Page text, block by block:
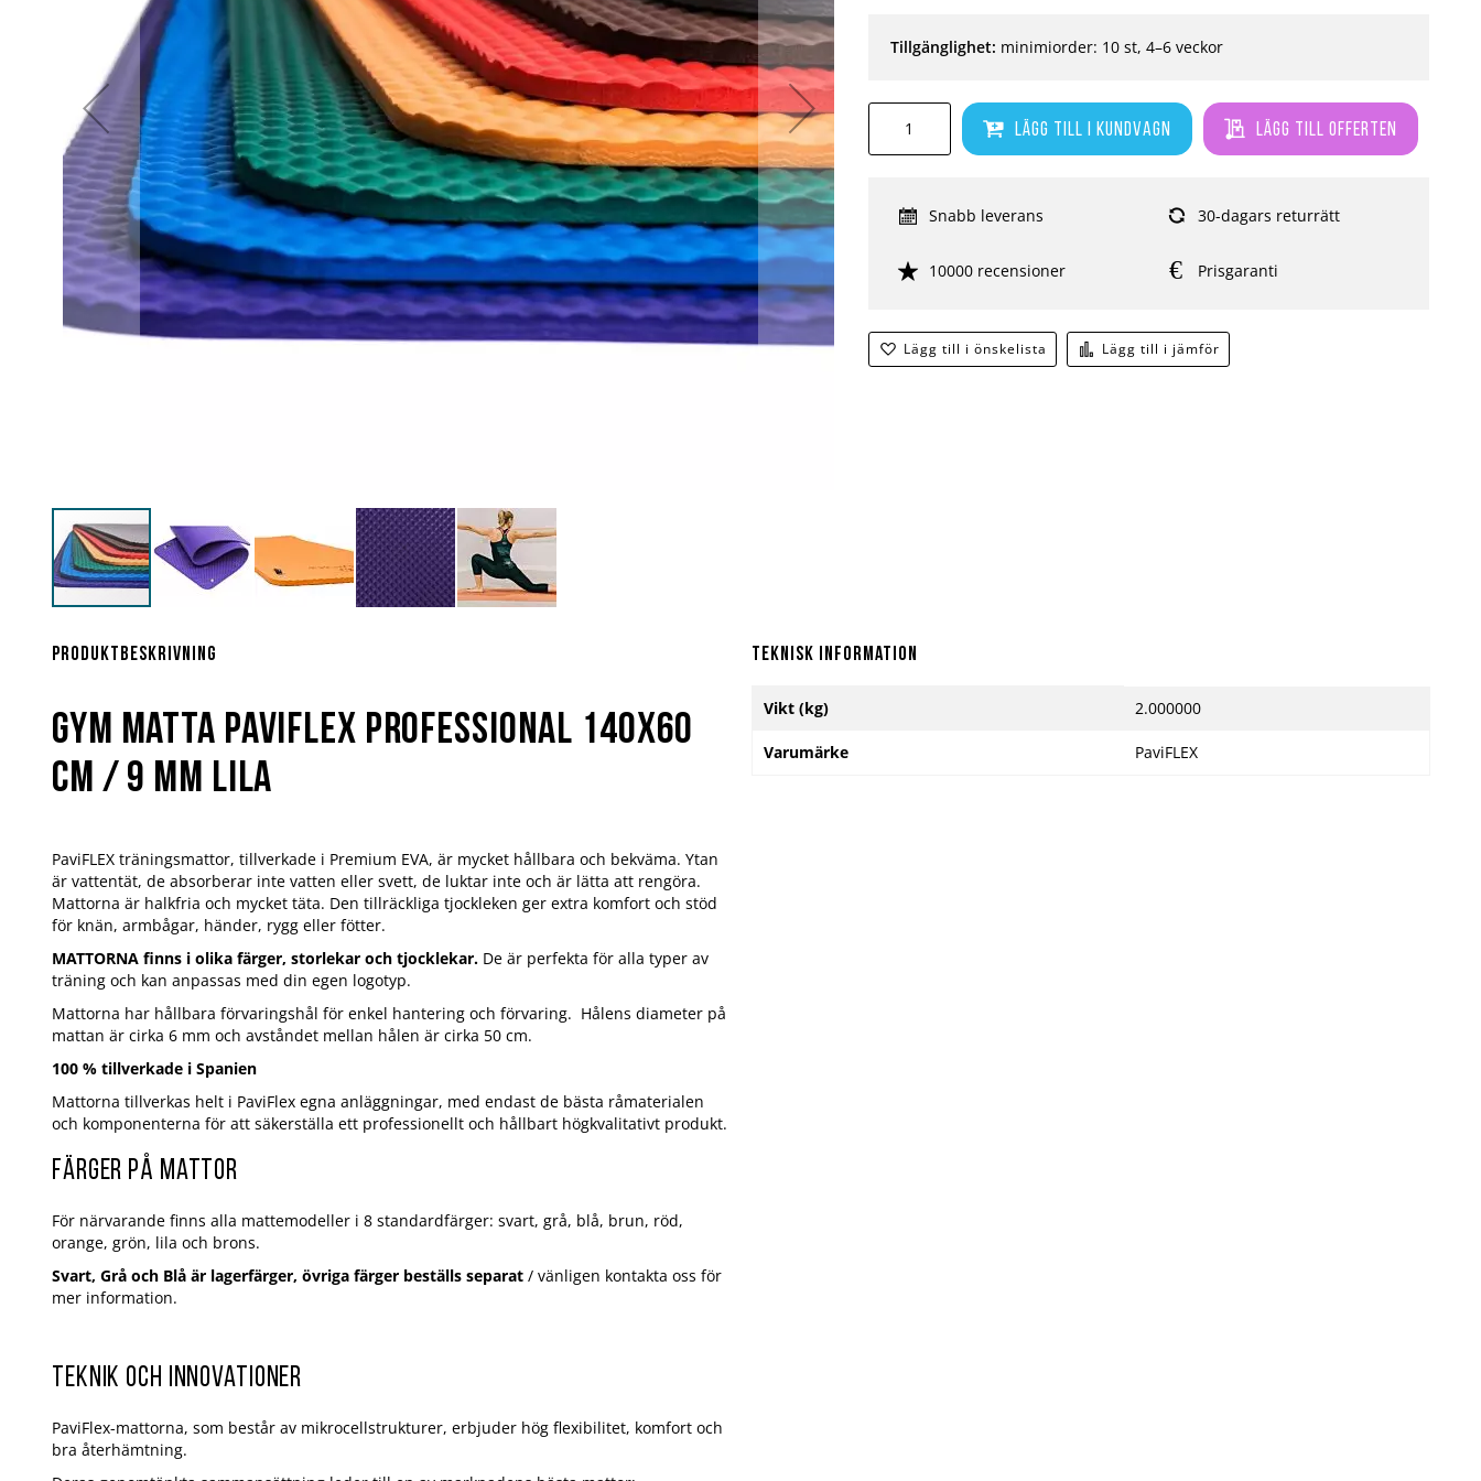
Lägg till i kundvagn Lägg till offerten
Lägg till i önskelista Lägg till i jämför
Tillgänglighet: minimiorder: 10 st, 4–6 veckor
Snabb leverans 30-dagars returrätt
10000 recensioner Prisgaranti
början
Produktbeskrivning
Gym matta PaviFlex Professional 140x60
cm / 9 mm lila
PaviFLEX träningsmattor, tillverkade i Premium EVA, är mycket hållbara och bekväma. Ytan
är vattentät, de absorberar inte vatten eller svett, de luktar inte och är lätta att rengöra.
Mattorna är halkfria och mycket täta. Den tillräckliga tjockleken ger extra komfort och stöd
för knän, armbågar, händer, rygg eller fötter.
MATTORNA finns i olika färger, storlekar och tjocklekar. De är perfekta för alla typer av
träning och kan anpassas med din egen logotyp.
Mattorna har hållbara förvaringshål för enkel hantering och förvaring. Hålens diameter på
mattan är cirka 6 mm och avståndet mellan hålen är cirka 50 cm.
100 % tillverkade i Spanien
Mattorna tillverkas helt i PaviFlex egna anläggningar, med endast de bästa råmaterialen
och komponenterna för att säkerställa ett professionellt och hållbart högkvalitativt produkt.
Färger på mattor
För närvarande finns alla mattemodeller i 8 standardfärger: svart, grå, blå, brun, röd,
orange, grön, lila och brons.
Svart, Grå och Blå är lagerfärger, övriga färger beställs separat / vänligen kontakta oss för
mer information.
Teknik och innovationer
PaviFlex-mattorna, som består av mikrocellstrukturer, erbjuder hög flexibilitet, komfort och
bra återhämtning.
Teknisk information
information
Vikt (kg) 2.000000
Varumärke PaviFLEX